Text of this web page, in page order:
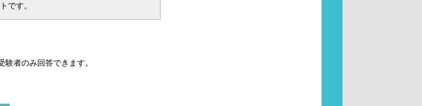
です。
者のみ回答できます。